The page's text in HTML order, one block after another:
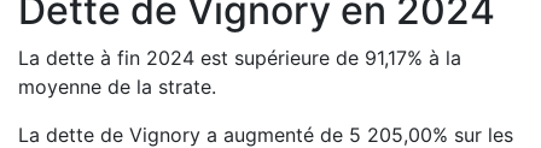
Dette de Vignory en 2024
La dette à fin 2024 est supérieure de 91,17% à la
moyenne de la strate.
La dette de Vignory a augmenté de 5 205,00% sur les